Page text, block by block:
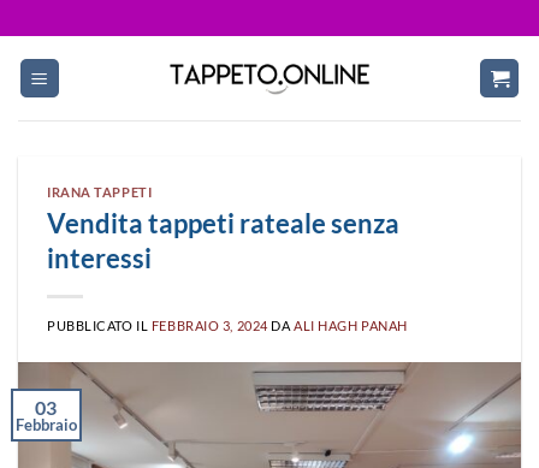
to
content
IRANA TAPPETI
Vendita tappeti rateale senza
interessi
PUBBLICATO IL FEBBRAIO 3, 2024 DA ALI HAGH PANAH
03
Febbraio